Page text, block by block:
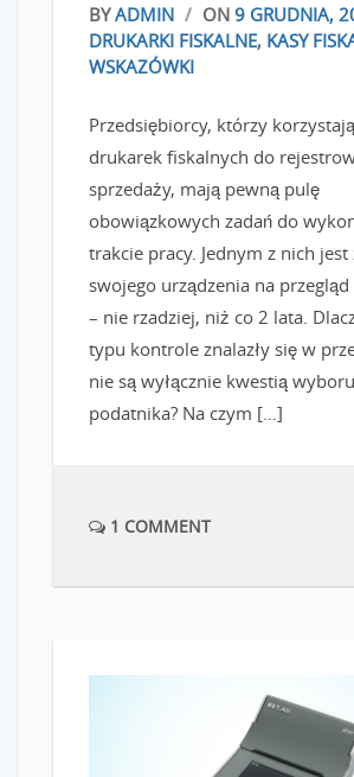
BYADMIN / ON 9 GRUDNIA,
DRUKARKI FISKALNE, KASY
WSKAZÓWKI
Przedsiębiorcy, którzy
drukarek fiskalnych do
sprzedaży, mają pewną pulę
obowiązkowych zadań do
trakcie pracy. Jednym z nich jest
swojego urządzenia na
– nie rzadziej, niż co 2 lata.
typu kontrole znalazły się w
nie są wyłącznie kwestią wyboru
podatnika? Na czym […]
1 COMMENT